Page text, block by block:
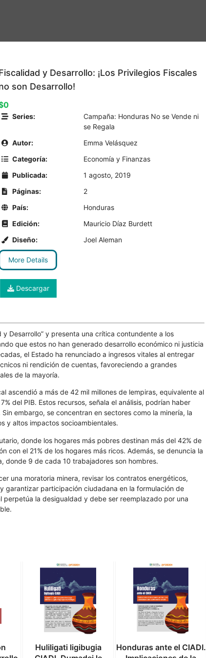
y Desarrollo: ¡Los Privilegios Fiscales
son Desarrollo!
Series:
Campaña: Honduras No se Vende ni
se Regala
Autor:
Emma Velásquez
Categoría:
Economía y Finanzas
Publicada:
1 agosto, 2019
Páginas:
2
País:
Honduras
Edición:
Mauricio Díaz Burdett
Diseño:
Joel Aleman
More Details
Descargar
Desarrollo” y presenta una crítica contundente a los
que estos no han generado desarrollo económico ni justicia
el Estado ha renunciado a ingresos vitales al entregar
ni rendición de cuentas, favoreciendo a grandes
de la mayoría.
ascendió a más de 42 mil millones de lempiras, equivalente al
del PIB. Estos recursos, señala el análisis, podrían haber
embargo, se concentran en sectores como la minería, la
y altos impactos socioambientales.
donde los hogares más pobres destinan más del 42% de
con el 21% de los hogares más ricos. Además, se denuncia la
donde 9 de cada 10 trabajadores son hombres.
una moratoria minera, revisar los contratos energéticos,
garantizar participación ciudadana en la formulación de
la desigualdad y debe ser reemplazado por una
Huliligati ligibugia
Honduras ante el CIADI.